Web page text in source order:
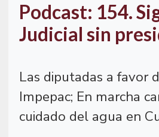
Podcast: 154.
Judicial sin
Las diputadas a favor
Impepac; En marcha
cuidado del agua en